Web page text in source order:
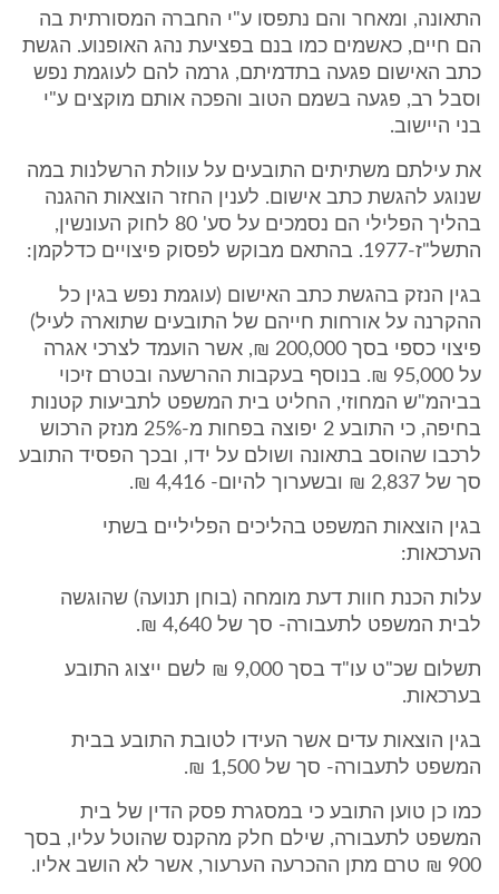
התאונה, ומאחר והם נתפסו ע"י החברה המסורתית בה
הם חיים, כאשמים כמו בנם בפציעת נהג האופנוע. הגשת
כתב האישום פגעה בתדמיתם, גרמה להם לעוגמת נפש
וסבל רב, פגעה בשמם הטוב והפכה אותם מוקצים ע"י
בני היישוב.
את עילתם משתיתים התובעים על עוולת הרשלנות במה
שנוגע להגשת כתב אישום. לענין החזר הוצאות ההגנה
בהליך הפלילי הם נסמכים על סע' 80 לחוק העונשין,
התשל"ז-1977. בהתאם מבוקש לפסוק פיצויים כדלקמן:
בגין הנזק בהגשת כתב האישום (עוגמת נפש בגין כל
ההקרנה על אורחות חייהם של התובעים שתוארה לעיל)
פיצוי כספי בסך 200,000 ₪, אשר הועמד לצרכי אגרה
על 95,000 ₪. בנוסף בעקבות ההרשעה ובטרם זיכוי
בביהמ"ש המחוזי, החליט בית המשפט לתביעות קטנות
בחיפה, כי התובע 2 יפוצה בפחות מ-25% מנזק הרכוש
לרכבו שהוסב בתאונה ושולם על ידו, ובכך הפסיד התובע
סך של 2,837 ₪ ובשערוך להיום- 4,416 ₪.
בגין הוצאות המשפט בהליכים הפליליים בשתי
הערכאות:
עלות הכנת חוות דעת מומחה (בוחן תנועה) שהוגשה
לבית המשפט לתעבורה- סך של 4,640 ₪.
תשלום שכ"ט עו"ד בסך 9,000 ₪ לשם ייצוג התובע
בערכאות.
בגין הוצאות עדים אשר העידו לטובת התובע בבית
המשפט לתעבורה- סך של 1,500 ₪.
כמו כן טוען התובע כי במסגרת פסק הדין של בית
המשפט לתעבורה, שילם חלק מהקנס שהוטל עליו, בסך
900 ₪ טרם מתן ההכרעה הערעור, אשר לא הושב אליו.